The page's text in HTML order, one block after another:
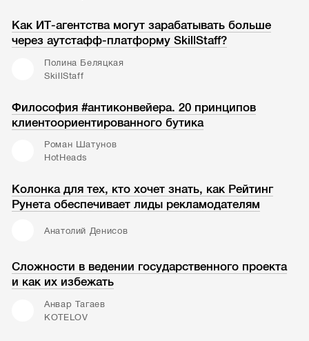
Как ИТ-агентства могут зарабатывать больше
через аутстафф-платформу SkillStaff?
Полина Беляцкая
SkillStaff
Философия #антиконвейера. 20 принципов
клиентоориентированного бутика
Роман Шатунов
HotHeads
Колонка для тех, кто хочет знать, как Рейтинг
Рунета обеспечивает лиды рекламодателям
Анатолий Денисов
Сложности в ведении государственного проекта
и как их избежать
Анвар Тагаев
KOTELOV